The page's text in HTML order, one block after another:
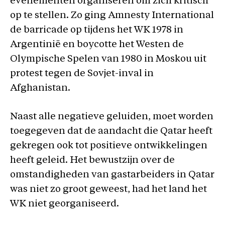
op te stellen. Zo ging Amnesty International
de barricade op tijdens het WK 1978 in
Argentinië en boycotte het Westen de
Olympische Spelen van 1980 in Moskou uit
protest tegen de Sovjet-inval in
Afghanistan.
Naast alle negatieve geluiden, moet worden
toegegeven dat de aandacht die Qatar heeft
gekregen ook tot positieve ontwikkelingen
heeft geleid. Het bewustzijn over de
omstandigheden van gastarbeiders in Qatar
was niet zo groot geweest, had het land het
WK niet georganiseerd.